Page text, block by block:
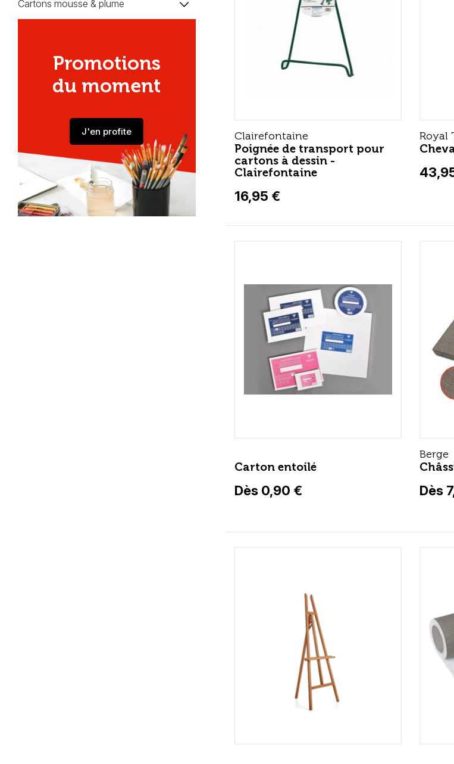
Cartons mousse & plume
Promotions
du moment
J'en profite Clairefontaine
Poignée de transport pour
cartons à dessin -
Clairefontaine
16,95 €
Royal
Carton entoilé
Dès 0,90 €
Berge
Dès